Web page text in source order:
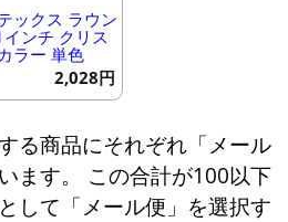
ックス ラウン
インチ クリス
ラー 単色
2,028円
る商品にそれぞれ「メール
ます。 この合計が100以下
して「メール便」を選択す